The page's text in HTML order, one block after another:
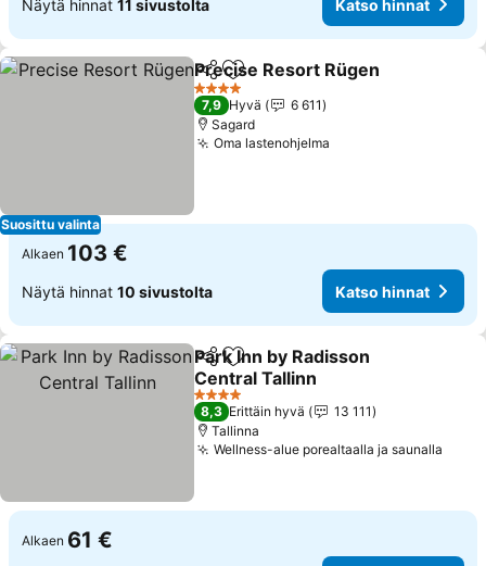
Näytä hinnat 11 sivustolta Katso hinnat
Suosittu valinta
Jaa Lisää suosikkeihin
Precise Resort Rügen
4 Tähtiluokitus
7,9 Hyvä
6 611
Sagard
Oma lastenohjelma
Alkaen 103 €
Näytä hinnat 10 sivustolta Katso hinnat
Jaa Lisää suosikkeihin
Park Inn by Radisson
Central Tallinn
4 Tähtiluokitus
8,3 Erittäin hyvä
13 111
Tallinna
Wellness-alue porealtaalla ja saunalla
Alkaen 61 €